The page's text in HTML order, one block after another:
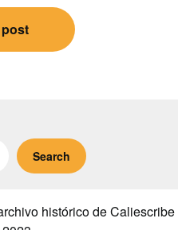
Search
histórico de Caliescribe